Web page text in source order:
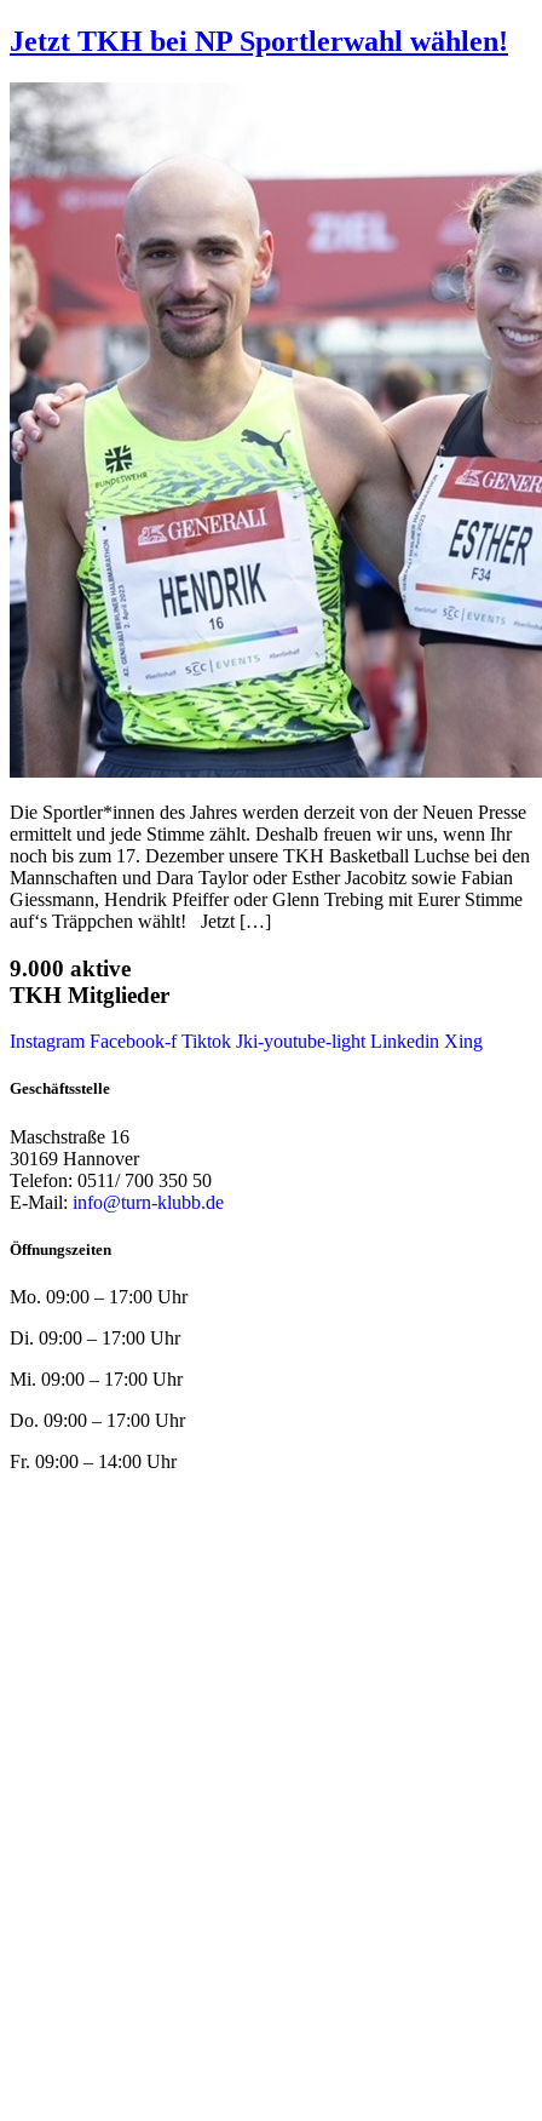
Jetzt TKH bei NP Sportlerwahl wählen!
Die Sportler*innen des Jahres werden derzeit von der Neuen Presse
ermittelt und jede Stimme zählt. Deshalb freuen wir uns, wenn Ihr
noch bis zum 17. Dezember unsere TKH Basketball Luchse bei den
Mannschaften und Dara Taylor oder Esther Jacobitz sowie Fabian
Giessmann, Hendrik Pfeiffer oder Glenn Trebing mit Eurer Stimme
auf‘s Träppchen wählt! Jetzt […]
9.000 aktive
TKH Mitglieder
Instagram Facebook-f Tiktok Jki-youtube-light Linkedin Xing
Geschäftsstelle
Maschstraße 16
30169 Hannover
Telefon: 0511/ 700 350 50
E-Mail: info@turn-klubb.de
Öffnungszeiten
Mo. 09:00 – 17:00 Uhr
Di. 09:00 – 17:00 Uhr
Mi. 09:00 – 17:00 Uhr
Do. 09:00 – 17:00 Uhr
Fr. 09:00 – 14:00 Uhr